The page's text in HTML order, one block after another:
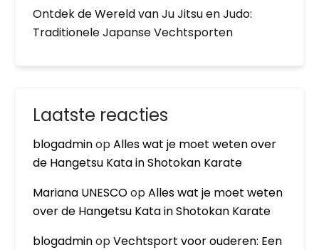
Ontdek de Wereld van Ju Jitsu en Judo:
Traditionele Japanse Vechtsporten
Laatste reacties
blogadminopAlles wat je moet weten over
de Hangetsu Kata in Shotokan Karate
Mariana UNESCOopAlles wat je moet weten
over de Hangetsu Kata in Shotokan Karate
blogadminopVechtsport voor ouderen: Een